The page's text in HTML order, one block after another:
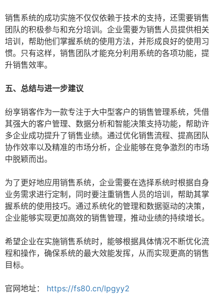
销售系统的成功实施不仅仅依赖于技术的支持，还需要销售
团队的积极参与和充分培训。企业需要为销售人员提供相关
培训，帮助他们掌握系统的使用方法，并形成良好的使用习
惯。只有这样，销售团队才能充分利用系统的各项功能，提
升销售效率。
五、总结与进一步建议
纷享销客作为一款专注于大中型客户的销售管理系统，凭借
其强大的客户管理、数据分析和智能决策支持功能，帮助许
多企业成功提升了销售业绩。通过优化销售流程、提高团队
协作效率以及精准的市场分析，企业能够在竞争激烈的市场
中脱颖而出。
为了更好地应用销售系统，企业需要在选择系统时根据自身
业务需求进行定制，同时要注重销售人员的培训，帮助其掌
握系统的使用技巧。通过系统化的管理和数据驱动的决策，
企业能够实现更加高效的销售管理，推动业绩的持续增长。
希望企业在实施销售系统时，能够根据具体情况不断优化流
程和操作，确保系统的最大效能发挥，从而实现更高的销售
目标。
官网地址： https://fs80.cn/lpgyy2